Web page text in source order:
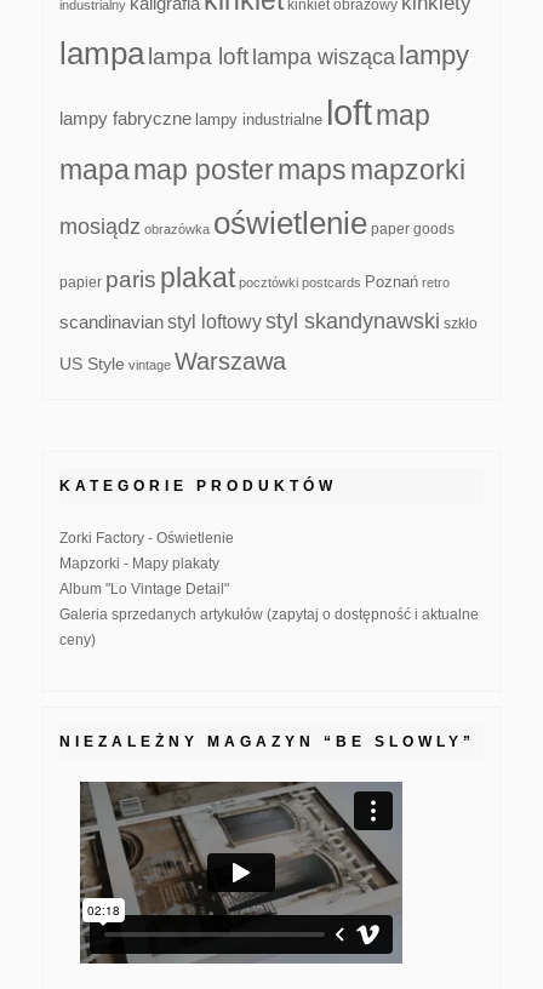
industrialny kinkiet obrazowy
lampa lampa loft lampa wisząca lampy
lampy fabryczne lampy industrialne loftmap
mapamap postermapsmapzorki
mosiądz obrazówka oświetlenie paper goods
papier paris plakat pocztówki postcards Poznań retro
scandinavianstyl loftowystyl skandynawski szkło
US Style vintage Warszawa
KATEGORIE PRODUKTÓW
Zorki Factory - Oświetlenie
Mapzorki - Mapy plakaty
Album "Lo Vintage Detail"
Galeria sprzedanych artykułów (zapytaj o dostępność i aktualne
ceny)
NIEZALEŻNY MAGAZYN “BE SLOWLY”